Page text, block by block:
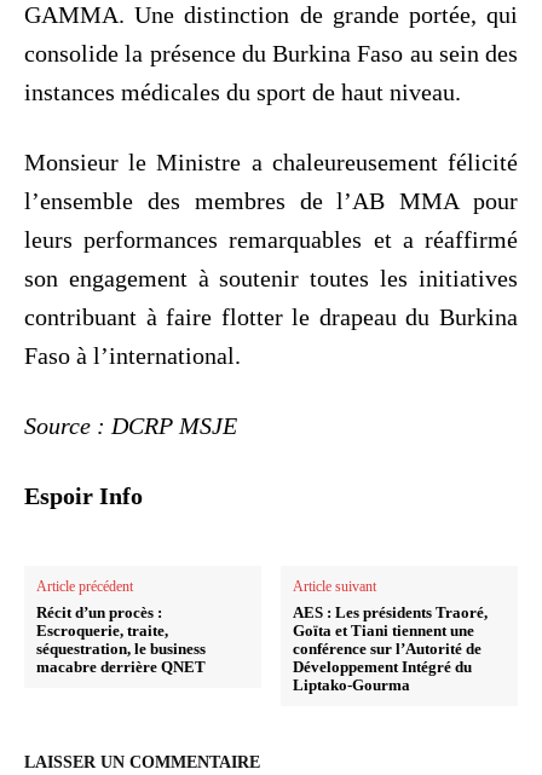
GAMMA. Une distinction de grande portée, qui
consolide la présence du Burkina Faso au sein des
instances médicales du sport de haut niveau.
Monsieur le Ministre a chaleureusement félicité
l’ensemble des membres de l’AB MMA pour
leurs performances remarquables et a réaffirmé
son engagement à soutenir toutes les initiatives
contribuant à faire flotter le drapeau du Burkina
Faso à l’international.
Source : DCRP MSJE
Espoir Info
Article précédent
Récit d’un procès :
Escroquerie, traite,
séquestration, le business
macabre derrière QNET
Article suivant
AES : Les présidents Traoré,
Goïta et Tiani tiennent une
conférence sur l’Autorité de
Développement Intégré du
Liptako-Gourma
LAISSER UN COMMENTAIRE